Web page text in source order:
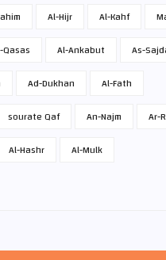
Al-Hijr Al-Kahf
Qasas Al-Ankabut
As-
Ad-Dukhan
Al-Fath
sourate Qaf An-Najm
Ar-
Al-Hashr Al-Mulk